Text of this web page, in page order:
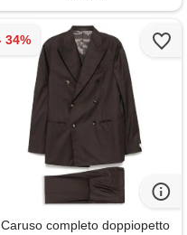
Caruso completo doppiopetto